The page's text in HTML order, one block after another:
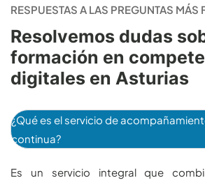
RESPUESTAS A LAS PREGUNTAS MÁS
Resolvemos dudas
formación en
digitales en Asturias
¿Qué es el servicio de
continua?
Es un servicio integral que